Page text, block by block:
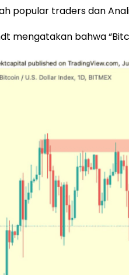
popular traders dan
mengatakan bahwa